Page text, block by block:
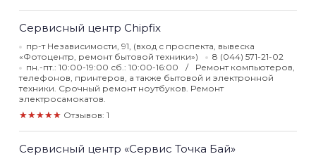
Сервисный центр Chipfix
пр-т Независимости, 91, (вход с проспекта, вывеска
«Фотоцентр, ремонт бытовой техники»)
8 (044) 571-21-02
пн.-пт.: 10:00-19:00 сб.: 10:00-16:00
Ремонт компьютеров,
телефонов, принтеров, а также бытовой и электронной
техники. Срочный ремонт ноутбуков. Ремонт
электросамокатов.
★★★★★ Отзывов: 1
Сервисный центр «Сервис Точка Бай»